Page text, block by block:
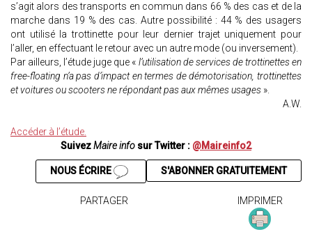
s’agit alors des transports en commun dans 66 % des cas et de la
marche dans 19 % des cas. Autre possibilité : 44 % des usagers
ont utilisé la trottinette pour leur dernier trajet uniquement pour
l’aller, en effectuant le retour avec un autre mode (ou inversement).
Par ailleurs, l’étude juge que « l’utilisation de services de trottinettes en
free-floating n’a pas d’impact en termes de démotorisation, trottinettes
et voitures ou scooters ne répondant pas aux mêmes usages ».
A.W.
Accéder à l’étude.
SuivezMaire info sur Twitter : @Maireinfo2
S'ABONNER GRATUITEMENT
NOUS ÉCRIRE
PARTAGER IMPRIMER